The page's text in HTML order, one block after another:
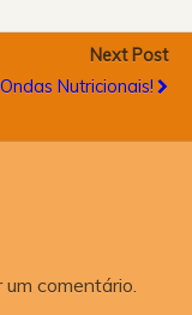
Next Post
Nutricionais!
comentário.